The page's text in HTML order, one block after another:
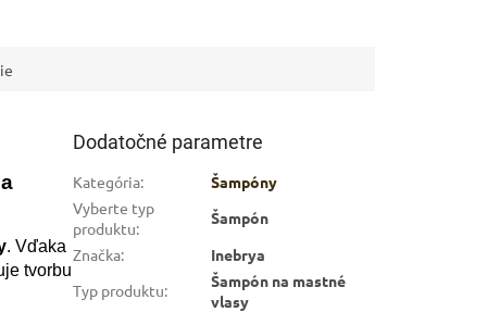
. Vďaka
tvorbu
Dodatočné parametre
Kategória:
Šampóny
Vyberte typ
produktu:
Šampón
Značka:
Inebrya
Typ produktu:
Šampón na mastné
vlasy